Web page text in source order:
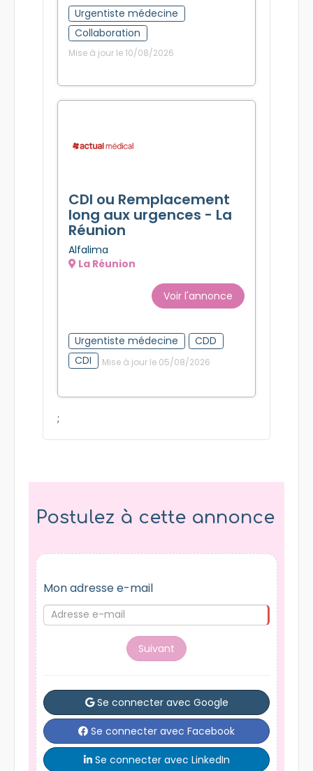
Urgentiste médecine
Collaboration
Mise à jour le 10/08/2026
CDI ou Remplacement
long aux urgences - La
Réunion
Alfalima
La Réunion
Voir l'annonce
Urgentiste médecine
CDD
CDI
Mise à jour le 05/08/2026
;
Postulez à cette annonce
Mon adresse e-mail
Suivant
Se connecter avec Google
Se connecter avec Facebook
Se connecter avec LinkedIn